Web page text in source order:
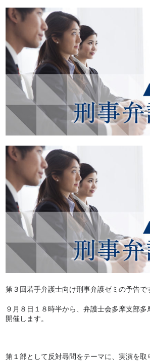
第３回若手弁護士向け刑事弁護ゼミの予告で
９月８日１８時半から、弁護士会多摩支部多
開催します。
第１部として反対尋問をテーマに、実演を取